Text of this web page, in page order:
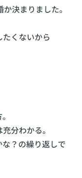
決まりました。
くないから
分わかる。
？の繰り返しで